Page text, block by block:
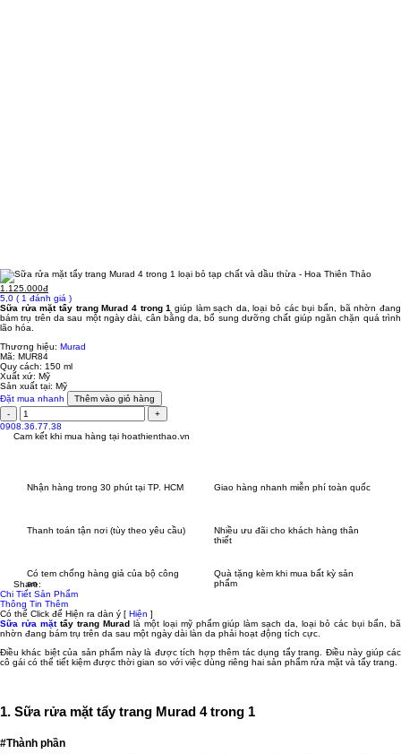
1.125.000đ
5,0 ( 1 đánh giá )
Sữa rửa mặt tẩy trang Murad 4 trong 1 giúp làm sạch da, loại bỏ các bụi bẩn, bã nhờn đang
bám trụ trên da sau một ngày dài, cân bằng da, bổ sung dưỡng chất giúp ngăn chặn quá trình
lão hóa.
Thương hiệu: Murad
Mã: MUR84
Quy cách: 150 ml
Xuất xứ: Mỹ
Sản xuất tại: Mỹ
Đặt mua nhanh
Thêm vào giỏ hàng
0908.36.77.38
Cam kết khi mua hàng tại hoathienthao.vn
Nhận hàng trong 30 phút tại TP. HCM Giao hàng nhanh miễn phí toàn quốc
Thanh toán tận nơi (tùy theo yêu cầu)
Nhiều ưu đãi cho khách hàng thân
thiết
Có tem chống hàng giả của bộ công
an
Quà tặng kèm khi mua bất kỳ sản
phẩm
Share:
Chi Tiết Sản Phẩm
Thông Tin Thêm
Có thể Click để Hiện ra dàn ý [ Hiện ]
Sữa rửa mặttẩy trang Muradlà một loại mỹ phẩm giúp làm sạch da, loại bỏ các bụi bẩn, bã
nhờn đang bám trụ trên da sau một ngày dài làn da phải hoạt động tích cực.
Điều khác biệt của sản phẩm này là được tích hợp thêm tác dụng tẩy trang. Điều này giúp các
cô gái có thể tiết kiệm được thời gian so với việc dùng riêng hai sản phẩm rửa mặt và tẩy trang.
1. Sữa rửa mặt tẩy trang Murad 4 trong 1
#Thành phần